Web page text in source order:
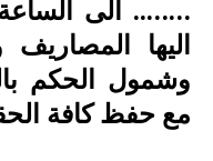
…….. الى
اليها المصاريف
وشمول الحكم
مع حفظ كافة